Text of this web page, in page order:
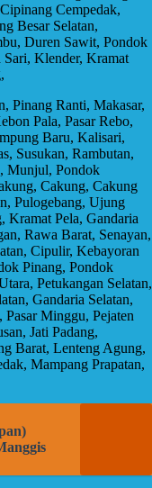
Cempedak,
Besar Selatan,
Duren Sawit, Pondok
Klender, Kramat
Pinang Ranti, Makasar,
Pala, Pasar Rebo,
Baru, Kalisari,
Susukan, Rambutan,
Munjul, Pondok
Cakung, Cakung
Pulogebang, Ujung
Kramat Pela, Gandaria
Rawa Barat, Senayan,
Cipulir, Kebayoran
Pinang, Pondok
Petukangan Selatan,
Gandaria Selatan,
Minggu, Pejaten
Jati Padang,
Barat, Lenteng Agung,
Mampang Prapatan,